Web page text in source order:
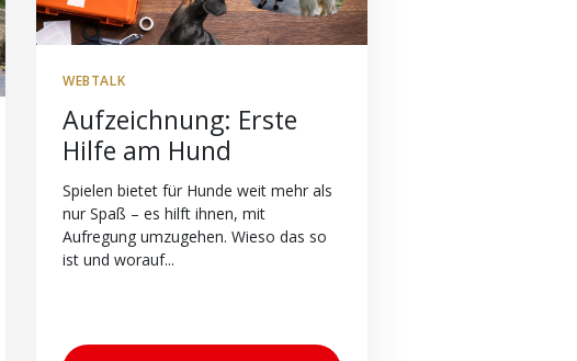
WEBTALK
Aufzeichnung: Erste
Hilfe am Hund
Spielen bietet für Hunde weit mehr als
nur Spaß – es hilft ihnen, mit
Aufregung umzugehen. Wieso das so
ist und worauf...